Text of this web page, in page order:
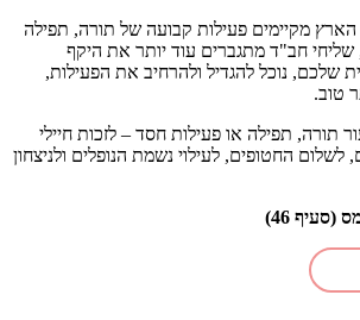
מקיימים פעילות קבועה של תורה, תפילה
שליחי חב"ד מתגברים עוד יותר את היקף
שלכם, נוכל להגדיל ולהרחיב את הפעילות,
טוב.
תורה, תפילה או פעילות חסד – לזכות חיילי
החטופים, לעילוי נשמת הנופלים ולניצחון
46)